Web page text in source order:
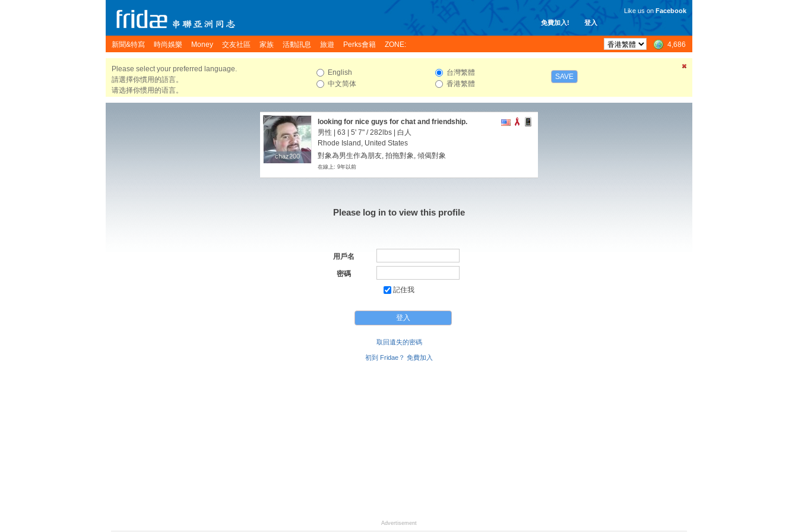
免費加入! 登入
Like us on Facebook
新聞&特寫 時尚娛樂 Money 交友社區 家族 活動訊息 旅遊 Perks會籍 ZONE: 4,686
Please select your preferred language.
請選擇你慣用的語言。
请选择你惯用的语言。
English
中文简体
台灣繁體
香港繁體
SAVE
chaz200
chaz200
looking for nice guys for chat and friendship.
男性 | 63 | 5' 7" /282lbs | 白人
Rhode Island, United States
對象為男生作為朋友, 拍拖對象, 傾偈對象
在線上: 9年以前
Please log in to view this profile
用戶名
密碼
記住我
取回遺失的密碼
初到 Fridae？ 免費加入
Advertisement